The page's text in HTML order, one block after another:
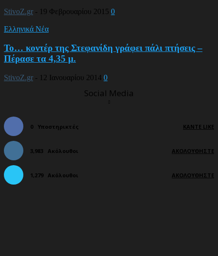
StivoZ.gr - 19 Φεβρουαρίου 2015 0
Ελληνικά Νέα
Το… κοντέρ της Στεφανίδη γράφει πάλι πτήσεις –
Πέρασε τα 4,35 μ.
StivoZ.gr - 12 Ιανουαρίου 2014 0
Social Media
0 Υποστηρικτές ΚΆΝΤΕ LIKE
3,983 Ακόλουθοι ΑΚΟΛΟΥΘΉΣΤΕ
1,279 Ακόλουθοι ΑΚΟΛΟΥΘΉΣΤΕ